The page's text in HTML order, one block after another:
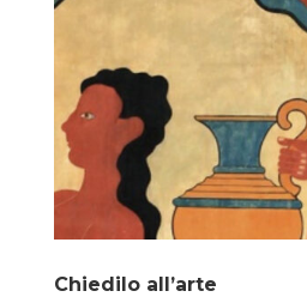
Chiedilo all’arte